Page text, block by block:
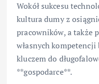
Wokół sukcesu
kultura dumy z
pracowników, a także
własnych
kluczem do
**gospodarce**.